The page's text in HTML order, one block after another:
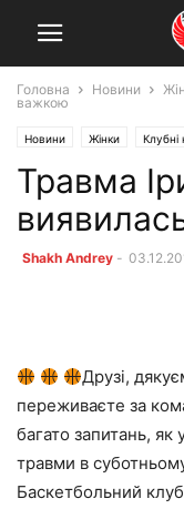
Головна Новини
важкою
Новини Жінки Клубні
Травма
Shakh Andrey -
Друзі,
переживаєте за
багато запитань, як
травми в
Баскетбольний клуб